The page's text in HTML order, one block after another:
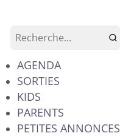
AGENDA
SORTIES
KIDS
PARENTS
PETITES ANNONCES